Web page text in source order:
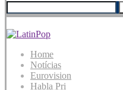
Home
Notícias
Eurovision
Habla Pri